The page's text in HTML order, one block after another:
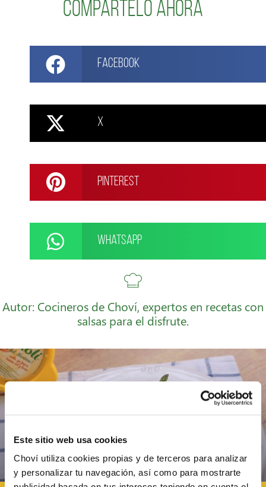
Este sitio web usa cookies
Choví utiliza cookies propias y de terceros para analizar
y personalizar tu navegación, así como para mostrarte
Compártelo ahora
Facebook
X
Pinterest
WhatsApp
Autor: Cocineros de Choví, expertos en recetas con
salsas para el disfrute.